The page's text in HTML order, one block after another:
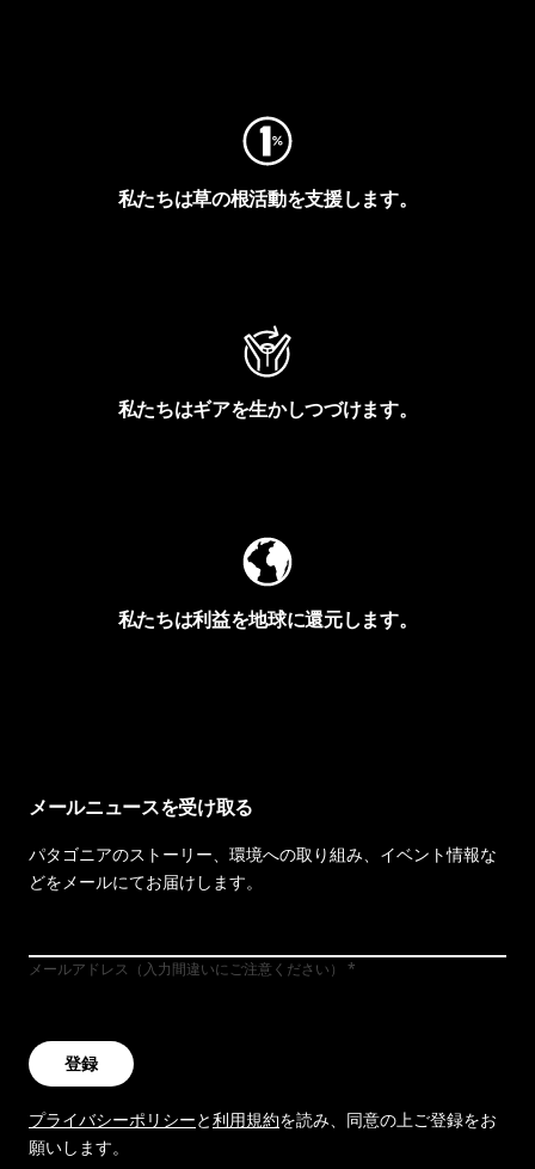
私たちは草の根活動を支援します。
私たちはギアを生かしつづけます。
私たちは利益を地球に還元します。
メールニュースを受け取る
パタゴニアのストーリー、環境への取り組み、イベント情報な
どをメールにてお届けします。
メールアドレス（入力間違いにご注意ください）
登録
プライバシーポリシーと利用規約を読み、同意の上ご登録をお
願いします。